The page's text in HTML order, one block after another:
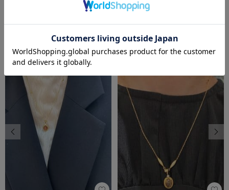
この商品を使ったコーディネート
前の画像